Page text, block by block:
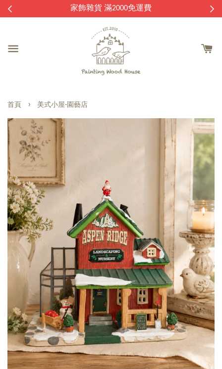
家飾雜貨 滿2000免運費
首頁 › 美式小屋-園藝店